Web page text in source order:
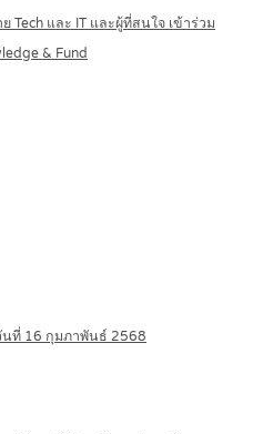
Tech และ IT และผู้ที่สนใจ เข้าร่วม
& Fund
นที่ 16 กุมภาพันธ์ 2568